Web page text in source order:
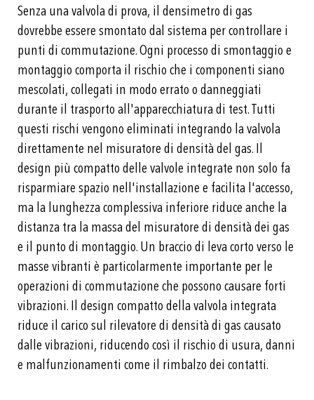
Senza una valvola di prova, il densimetro di gas
dovrebbe essere smontato dal sistema per controllare i
punti di commutazione. Ogni processo di smontaggio e
montaggio comporta il rischio che i componenti siano
mescolati, collegati in modo errato o danneggiati
durante il trasporto all'apparecchiatura di test. Tutti
questi rischi vengono eliminati integrando la valvola
direttamente nel misuratore di densità del gas. Il
design più compatto delle valvole integrate non solo fa
risparmiare spazio nell'installazione e facilita l'accesso,
ma la lunghezza complessiva inferiore riduce anche la
distanza tra la massa del misuratore di densità dei gas
e il punto di montaggio. Un braccio di leva corto verso le
masse vibranti è particolarmente importante per le
operazioni di commutazione che possono causare forti
vibrazioni. Il design compatto della valvola integrata
riduce il carico sul rilevatore di densità di gas causato
dalle vibrazioni, riducendo così il rischio di usura, danni
e malfunzionamenti come il rimbalzo dei contatti.